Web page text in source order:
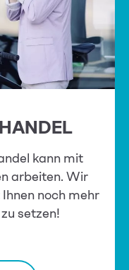
kann mit
arbeiten. Wir
noch mehr
setzen!